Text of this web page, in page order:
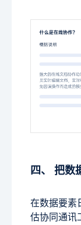
四、 把数
在数据要素
估协同通讯